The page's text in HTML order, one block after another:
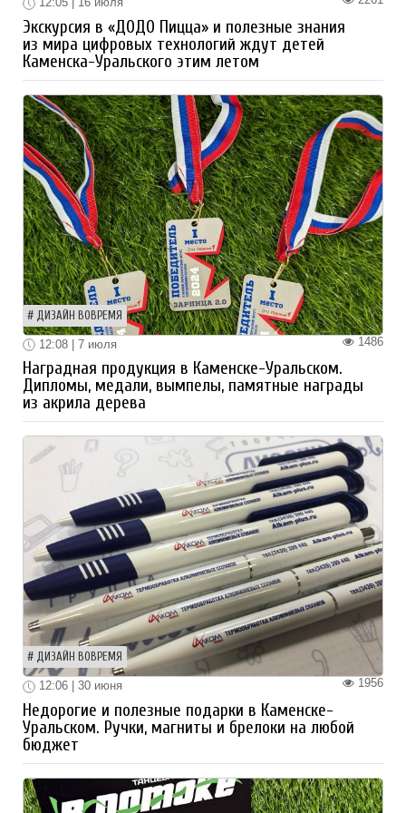
Экскурсия в «ДОДО Пицца» и полезные знания
из мира цифровых технологий ждут детей
Каменска-Уральского этим летом
ДИЗАЙН ВОВРЕМЯ
1486
12:08 | 7 июля
Наградная продукция в Каменске-Уральском.
Дипломы, медали, вымпелы, памятные награды
из акрила дерева
ДИЗАЙН ВОВРЕМЯ
1956
12:06 | 30 июня
Недорогие и полезные подарки в Каменске-
Уральском. Ручки, магниты и брелоки на любой
бюджет